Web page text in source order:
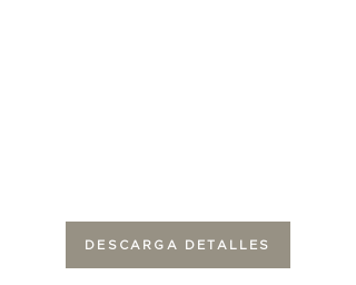
DESCARGA DETALLES